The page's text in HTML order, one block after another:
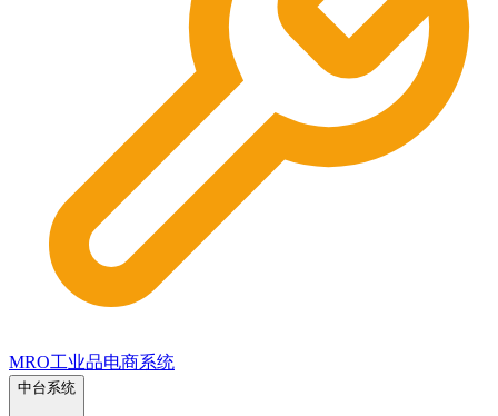
MRO工业品电商系统
中台系统